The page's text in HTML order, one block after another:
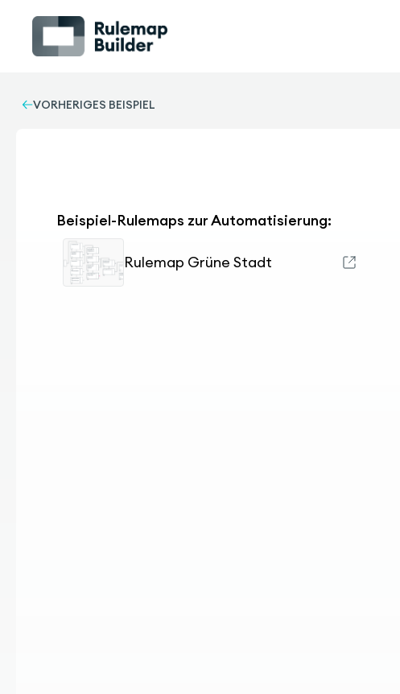
VORHERIGES BEISPIEL
Beispiel-Rulemaps zur Automatisierung:
Rulemap Grüne Stadt